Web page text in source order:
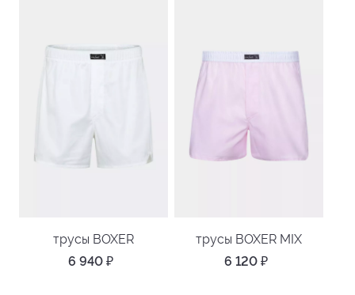
трусы BOXER
6 940 ₽
трусы BOXER MIX
6 120 ₽